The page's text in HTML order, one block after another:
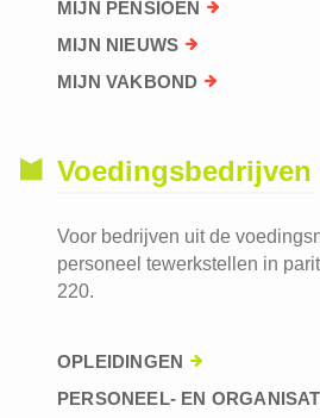
MIJN PENSIOEN
MIJN NIEUWS
MIJN VAKBOND
Voedingsbedrijven
Voor bedrijven uit de
personeel tewerkstellen in
220.
OPLEIDINGEN
PERSONEEL- EN